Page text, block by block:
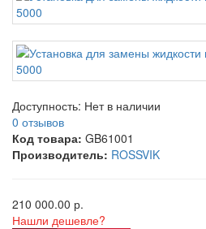
Доступность: Нет в наличии
0 отзывов
Код товара: GB61001
Производитель: ROSSVIK
210 000.00 р.
Нашли дешевле?